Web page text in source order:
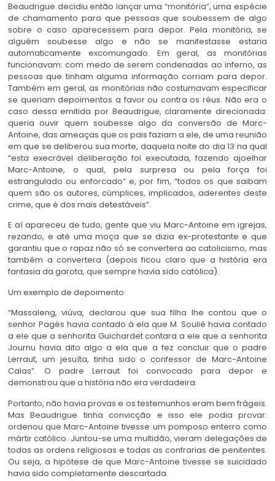
Beaudrigue decidiu então lançar uma “monitória”, uma espécie
de chamamento para que pessoas que soubessem de algo
sobre o caso aparecessem para depor. Pela monitória, se
alguém soubesse algo e não se manifestasse estaria
automaticamente excomungado. Em geral, as monitórias
funcionavam: com medo de serem condenadas ao inferno, as
pessoas que tinham alguma informação corriam para depor.
Também em geral, as monitórias não costumavam especificar
se queriam depoimentos a favor ou contra os réus. Não era o
caso dessa emitida por Beaudrigue, claramente direcionada:
queria ouvir quem soubesse algo da conversão de Marc-
Antoine, das ameaças que os pais faziam a ele, de uma reunião
em que se deliberou sua morte, daquela noite do dia 13 na qual
“esta execrável deliberação foi executada, fazendo ajoelhar
Marc-Antoine, o qual, pela surpresa ou pela força foi
estrangulado ou enforcado” e, por fim, “todos os que saibam
quem são os autores, cúmplices, implicados, aderentes deste
crime, que é dos mais detestáveis”.
E aí apareceu de tudo, gente que viu Marc-Antoine em igrejas,
rezando, e até uma moça que se dizia ex-protestante e que
garantiu que o rapaz não só se convertera ao catolicismo, mas
também a convertera (depois ficou claro que a história era
fantasia da garota, que sempre havia sido católica).
Um exemplo de depoimento:
“Massaleng, viúva, declarou que sua filha lhe contou que o
senhor Pagès havia contado à ela que M. Soulié havia contado
a ele que a senhorita Guichardet contara a ele que a senhorita
Journu havia dito algo a ela que a fez concluir que o padre
Lerraut, um jesuíta, tinha sido o confessor de Marc-Antoine
Calas”. O padre Lerraut foi convocado para depor e
demonstrou que a história não era verdadeira.
Portanto, não havia provas e os testemunhos eram bem frágeis.
Mas Beaudrigue tinha convicção e isso ele podia provar:
ordenou que Marc-Antoine tivesse um pomposo enterro como
mártir católico. Juntou-se uma multidão, vieram delegações de
todas as ordens religiosas e todas as confrarias de penitentes.
Ou seja, a hipótese de que Marc-Antoine tivesse se suicidado
havia sido completamente descartada.